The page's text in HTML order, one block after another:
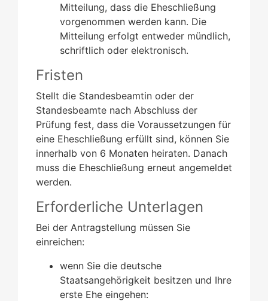
Mitteilung, dass die Eheschließung
vorgenommen werden kann. Die
Mitteilung erfolgt entweder mündlich,
schriftlich oder elektronisch.
Fristen
Stellt die Standesbeamtin oder der
Standesbeamte nach Abschluss der
Prüfung fest, dass die Voraussetzungen für
eine Eheschließung erfüllt sind, können Sie
innerhalb von 6 Monaten heiraten. Danach
muss die Eheschließung erneut angemeldet
werden.
Erforderliche Unterlagen
Bei der Antragstellung müssen Sie
einreichen:
wenn Sie die deutsche
Staatsangehörigkeit besitzen und Ihre
erste Ehe eingehen: